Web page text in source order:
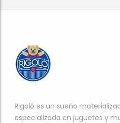
Rigoló es un sueño
especializada en juguetes y